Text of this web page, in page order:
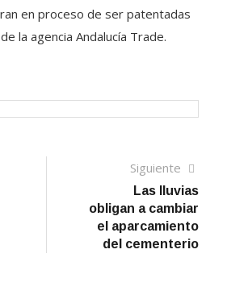
en proceso de ser patentadas
la agencia Andalucía Trade.
Siguiente
Las lluvias
obligan a cambiar
el aparcamiento
del cementerio